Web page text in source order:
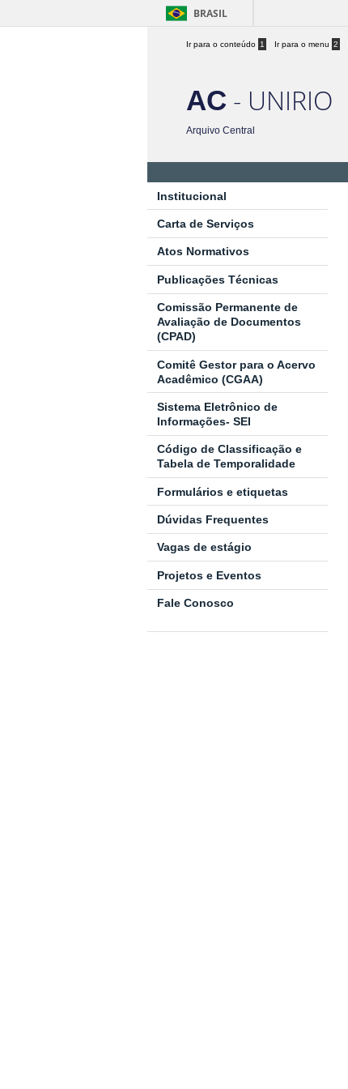
BRASIL
Ir para o conteúdo 1 Ir para o menu 2
AC - UNIRIO
Arquivo Central
Institucional
Carta de Serviços
Atos Normativos
Publicações Técnicas
Comissão Permanente de
Avaliação de Documentos
(CPAD)
Comitê Gestor para o Acervo
Acadêmico (CGAA)
Sistema Eletrônico de
Informações- SEI
Código de Classificação e
Tabela de Temporalidade
Formulários e etiquetas
Dúvidas Frequentes
Vagas de estágio
Projetos e Eventos
Fale Conosco